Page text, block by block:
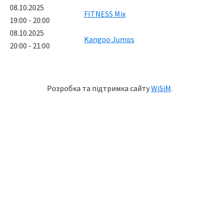
08.10.2025
19:00 - 20:00
FITNESS Mix
08.10.2025
20:00 - 21:00
Kangoo Jumps
Розробка та підтримка сайтуWiSiM.